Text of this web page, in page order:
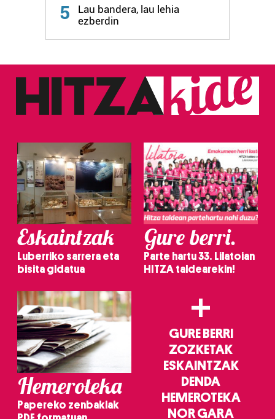
fitxategiak erabiltzen ditu. Zure esperientzia eta
zerbitzuak hobetzeko asmoz, cookie teknologiaz
baliatzen gara. Ohar hau onartuz gero, teknologia hori
5
Lau bandera, lau lehia
ezberdin
Eskaintzak
Luberriko sarrera eta
bisita gidatua
Gure berri.
Parte hartu 33. Lilatoian
HITZA taldearekin!
Hemeroteka
Papereko zenbakiak
+
GURE BERRI
ZOZKETAK
ESKAINTZAK
DENDA
HEMEROTEKA
NOR GARA